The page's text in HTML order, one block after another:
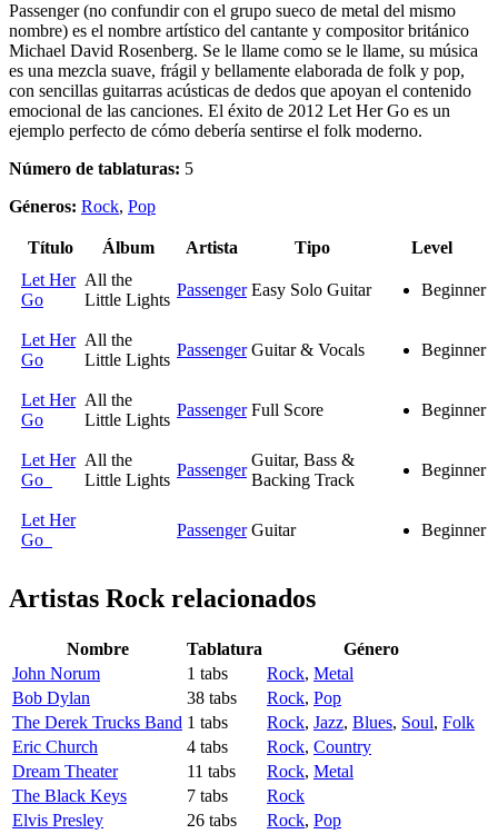
Passenger (no confundir con el grupo sueco de metal del mismo
nombre) es el nombre artístico del cantante y compositor británico
Michael David Rosenberg. Se le llame como se le llame, su música
es una mezcla suave, frágil y bellamente elaborada de folk y pop,
con sencillas guitarras acústicas de dedos que apoyan el contenido
emocional de las canciones. El éxito de 2012 Let Her Go es un
ejemplo perfecto de cómo debería sentirse el folk moderno.
Número de tablaturas: 5
Géneros: Rock, Pop
Título Álbum Artista Tipo
Level
Let Her
Go
All the
Little Lights
Passenger Easy Solo Guitar Beginner
Let Her
Go
All the
Little Lights
Passenger Guitar & Vocals Beginner
Let Her
Go
All the
Little Lights
Passenger Full Score Beginner
Let Her
Go
All the
Little Lights
Passenger
Guitar, Bass &
Backing Track
Beginner
Let Her
Go
Passenger Guitar Beginner
Artistas Rockrelacionados
Nombre Tablatura
Género
John Norum
1 tabs Rock, Metal
Bob Dylan
38 tabs Rock, Pop
The Derek Trucks Band 1 tabs Rock, Jazz, Blues, Soul, Folk
Eric Church
4 tabs Rock, Country
Dream Theater
11 tabs Rock, Metal
The Black Keys
7 tabs
Rock
Elvis Presley
26 tabs Rock, Pop